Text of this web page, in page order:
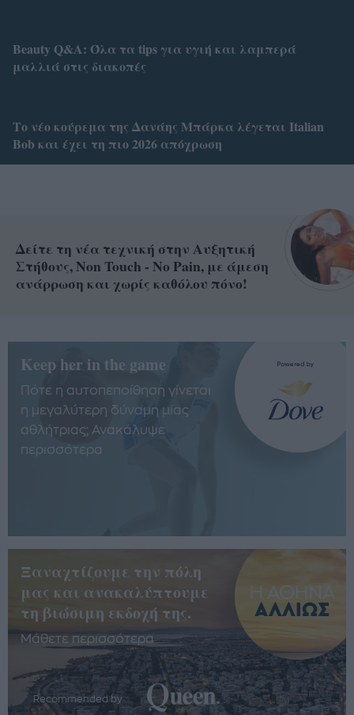
Beauty Q&A: Όλα τα tips για υγιή και λαμπερά
μαλλιά στις διακοπές
Το νέο κούρεμα της Δανάης Μπάρκα λέγεται Italian
Bob και έχει τη πιο 2026 απόχρωση
Δείτε τη νέα τεχνική στην Αυξητική
Στήθους, Non Touch - No Pain, με άμεση
ανάρρωση και χωρίς καθόλου πόνο!
Keep her in the game
Πότε η αυτοπεποίθηση γίνεται
η μεγαλύτερη δύναμη μίας
αθλήτριας; Ανακάλυψε
περισσότερα
Ξαναχτίζουμε την πόλη
μας και ανακαλύπτουμε
τη βιώσιμη εκδοχή της.
Μάθετε περισσότερα
Recommended by